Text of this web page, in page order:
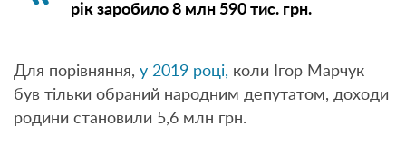
рік заробило 8 млн 590 тис. грн.
Для порівняння, у 2019 році, коли Ігор Марчук
був тільки обраний народним депутатом, доходи
родини становили 5,6 млн грн.